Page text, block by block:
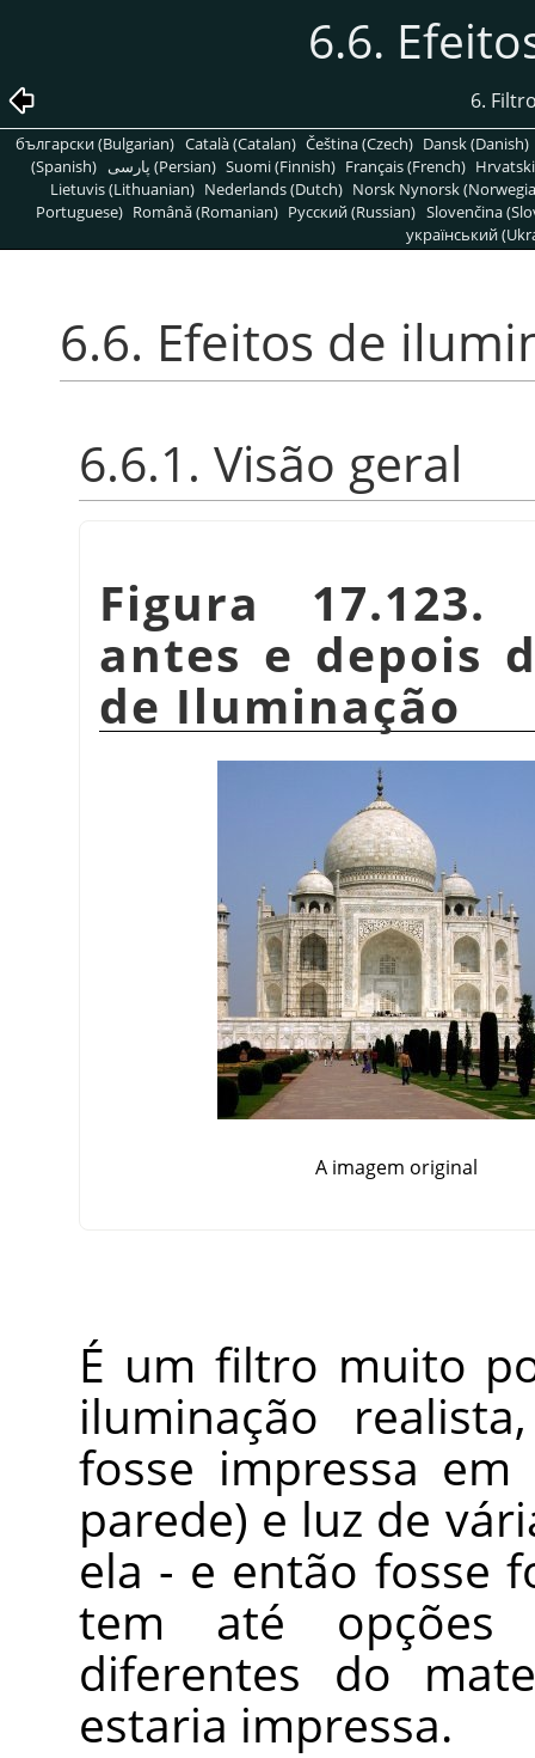
6.6.
6.
български (Bulgarian) Català (Catalan) Čeština (Czech) Dansk (Danish)
(Spanish)
پارسی (Persian) Suomi (Finnish) Français (French)
Lietuvis (Lithuanian) Nederlands (Dutch) Norsk Nynorsk
Portuguese) Română (Romanian) Pусский (Russian) Slovenčina
український
6.6. Efeitos de
6.6.1. Visão geral
Figura
antes e depois
de Iluminação
A imagem original
É um filtro muito
iluminação
fosse impressa
parede) e luz de
ela - e então fosse
tem até opções
diferentes do
estaria impressa.